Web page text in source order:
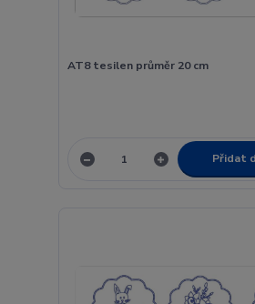
AT8 tesilen průměr 20 cm
Přidat